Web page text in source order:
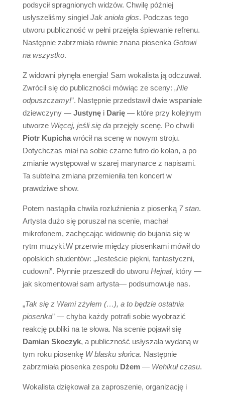
podsycił spragnionych widzów. Chwilę później
usłyszeliśmy singiel Jak anioła głos. Podczas tego
utworu publiczność w pełni przejęła śpiewanie refrenu.
Następnie zabrzmiała równie znana piosenka Gotowi
na wszystko.
Z widowni płynęła energia! Sam wokalista ją odczuwał.
Zwrócił się do publiczności mówiąc ze sceny: „Nie
odpuszczamy!”. Następnie przedstawił dwie wspaniałe
dziewczyny — Justynęi Darię— które przy kolejnym
utworze Więcej, jeśli się daprzejęły scenę. Po chwili
Piotr Kupichawrócił na scenę w nowym stroju.
Dotychczas miał na sobie czarne futro do kolan, a po
zmianie występował w szarej marynarce z napisami.
Ta subtelna zmiana przemieniła ten koncert w
prawdziwe show.
Potem nastąpiła chwila rozluźnienia z piosenką 7 stan.
Artysta dużo się poruszał na scenie, machał
mikrofonem, zachęcając widownię do bujania się w
rytm muzyki.W przerwie między piosenkami mówił do
opolskich studentów: „Jesteście piękni, fantastyczni,
cudowni”. Płynnie przeszedł do utworu Hejnał, który —
jak skomentował sam artysta— podsumowuje nas.
„Tak się z Wami zżyłem (…), a to będzie ostatnia
piosenka” — chyba każdy potrafi sobie wyobrazić
reakcję publiki na te słowa. Na scenie pojawił się
Damian Skoczyk, a publiczność usłyszała wydaną w
tym roku piosenkę W blasku słońca. Następnie
zabrzmiała piosenka zespołu Dżem— Wehikuł czasu.
Wokalista dziękował za zaproszenie, organizację i